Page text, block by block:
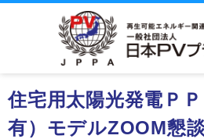
住宅用太陽光発電Ｐ
有）モデルZOOM懇